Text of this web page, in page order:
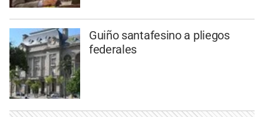
Guiño santafesino a pliegos
federales